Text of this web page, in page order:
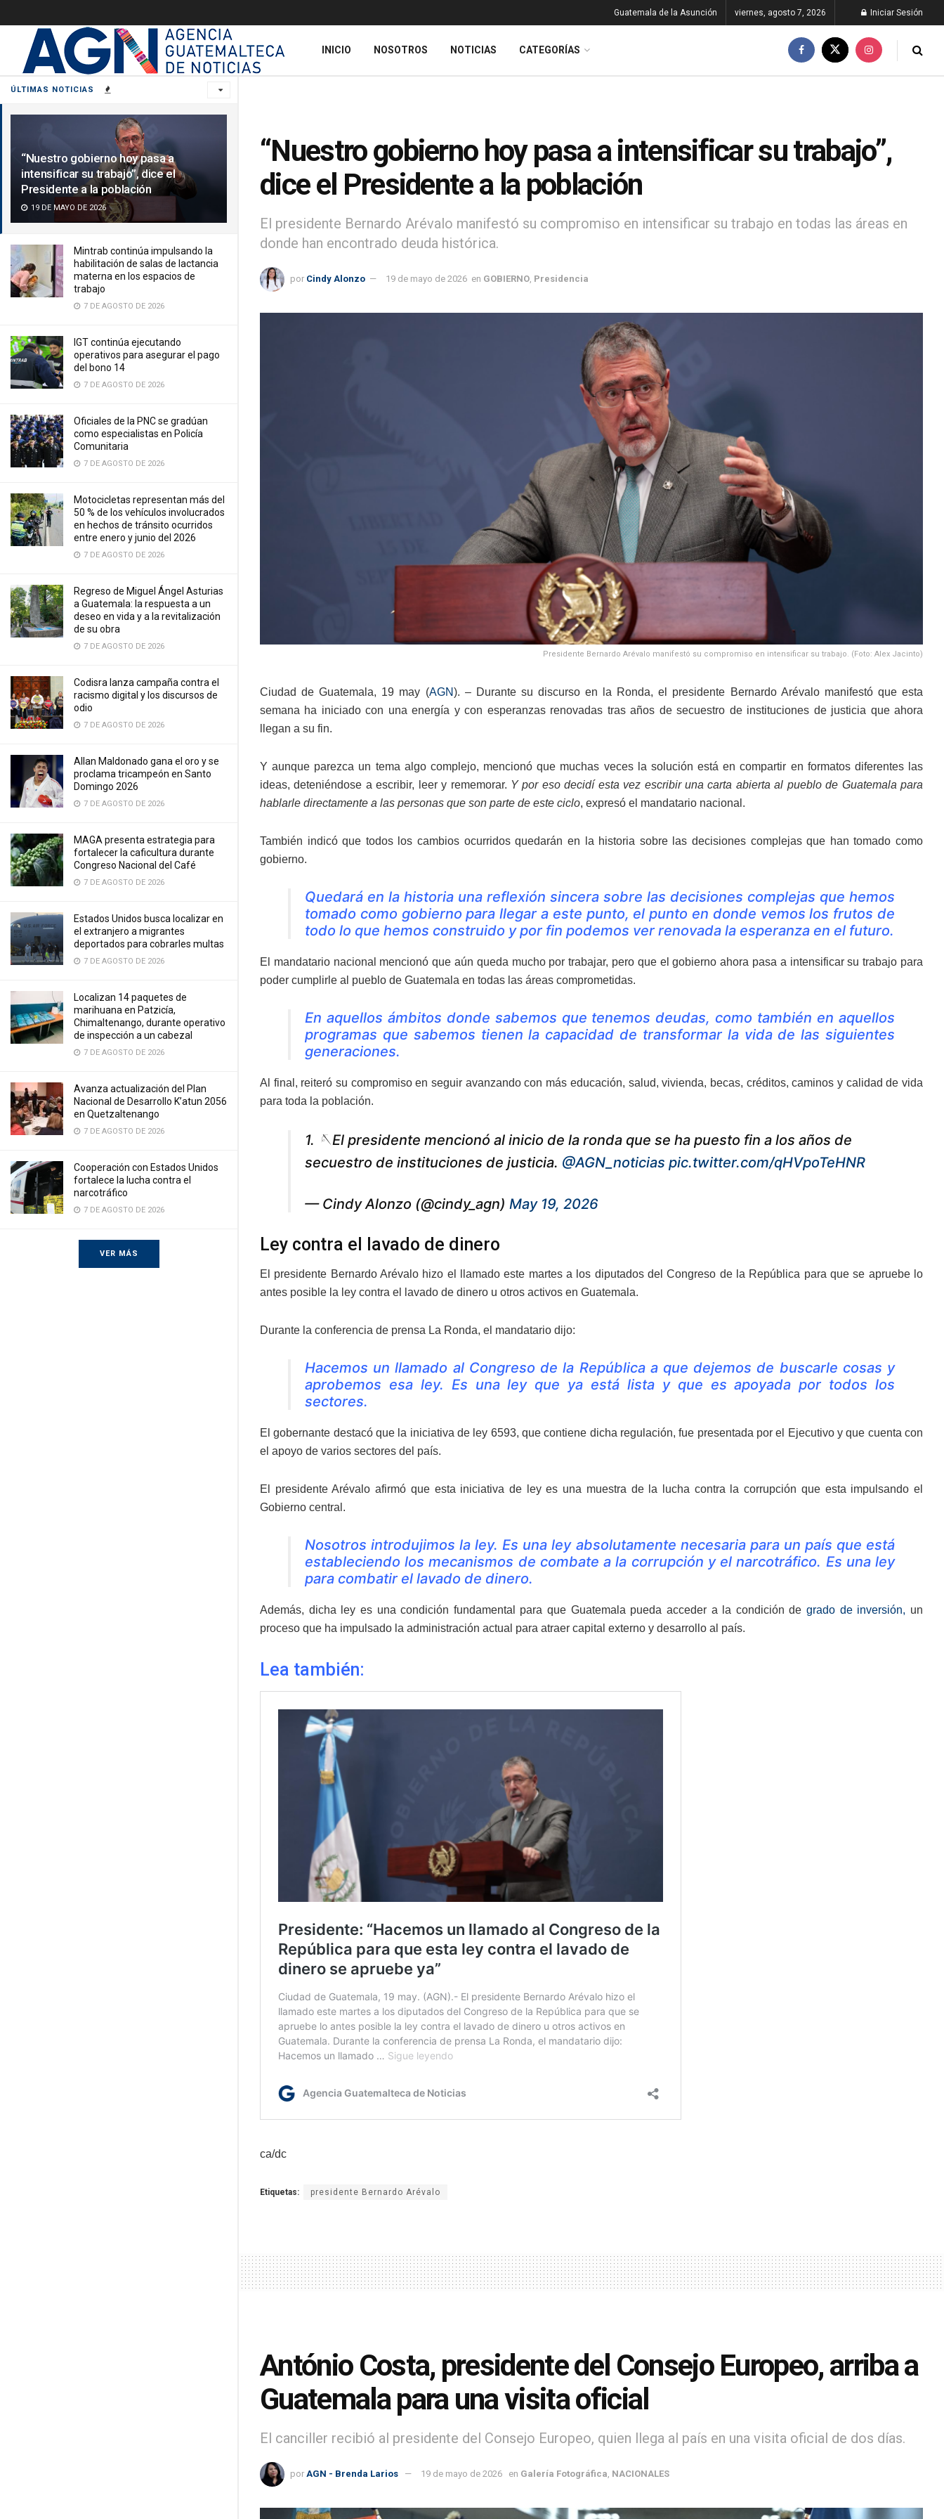
ÚLTIMAS NOTICIAS
“Nuestro gobierno hoy pasa a
intensificar su trabajo”, dice el
Presidente a la población
19 DE MAYO DE 2026
Mintrab continúa impulsando la
habilitación de salas de lactancia
materna en los espacios de
trabajo
7 DE AGOSTO DE 2026
IGT continúa ejecutando
operativos para asegurar el pago
del bono 14
7 DE AGOSTO DE 2026
Oficiales de la PNC se gradúan
como especialistas en Policía
Comunitaria
7 DE AGOSTO DE 2026
Motocicletas representan más del
50 % de los vehículos involucrados
en hechos de tránsito ocurridos
entre enero y junio del 2026
7 DE AGOSTO DE 2026
Regreso de Miguel Ángel Asturias
a Guatemala: la respuesta a un
deseo en vida y a la revitalización
de su obra
7 DE AGOSTO DE 2026
Codisra lanza campaña contra el
racismo digital y los discursos de
odio
7 DE AGOSTO DE 2026
Allan Maldonado gana el oro y se
proclama tricampeón en Santo
Domingo 2026
7 DE AGOSTO DE 2026
MAGA presenta estrategia para
fortalecer la caficultura durante
Congreso Nacional del Café
7 DE AGOSTO DE 2026
Estados Unidos busca localizar en
el extranjero a migrantes
deportados para cobrarles multas
7 DE AGOSTO DE 2026
Localizan 14 paquetes de
marihuana en Patzicía,
Chimaltenango, durante operativo
de inspección a un cabezal
7 DE AGOSTO DE 2026
Avanza actualización del Plan
Nacional de Desarrollo K’atun 2056
en Quetzaltenango
7 DE AGOSTO DE 2026
Cooperación con Estados Unidos
fortalece la lucha contra el
narcotráfico
7 DE AGOSTO DE 2026
VER MÁS
Guatemala de la Asunción viernes, agosto 7, 2026 Iniciar Sesión
INICIO NOSOTROS NOTICIAS CATEGORÍAS
“Nuestro gobierno hoy pasa a intensificar su trabajo”,
dice el Presidente a la población
El presidente Bernardo Arévalo manifestó su compromiso en intensificar su trabajo en todas las áreas en
donde han encontrado deuda histórica.
por Cindy Alonzo 19 de mayo de 2026 en GOBIERNO Presidencia
Presidente Bernardo Arévalo manifestó su compromiso en intensificar su trabajo. (Foto: Alex Jacinto)
Ciudad de Guatemala, 19 may (AGN). – Durante su discurso en la Ronda, el presidente Bernardo Arévalo manifestó que esta
semana ha iniciado con una energía y con esperanzas renovadas tras años de secuestro de instituciones de justicia que ahora
llegan a su fin.
Y aunque parezca un tema algo complejo, mencionó que muchas veces la solución está en compartir en formatos diferentes las
ideas, deteniéndose a escribir, leer y rememorar. Y por eso decidí esta vez escribir una carta abierta al pueblo de Guatemala para
hablarle directamente a las personas que son parte de este ciclo, expresó el mandatario nacional.
También indicó que todos los cambios ocurridos quedarán en la historia sobre las decisiones complejas que han tomado como
gobierno.
Quedará en la historia una reflexión sincera sobre las decisiones complejas que hemos
tomado como gobierno para llegar a este punto, el punto en donde vemos los frutos de
todo lo que hemos construido y por fin podemos ver renovada la esperanza en el futuro.
El mandatario nacional mencionó que aún queda mucho por trabajar, pero que el gobierno ahora pasa a intensificar su trabajo para
poder cumplirle al pueblo de Guatemala en todas las áreas comprometidas.
En aquellos ámbitos donde sabemos que tenemos deudas, como también en aquellos
programas que sabemos tienen la capacidad de transformar la vida de las siguientes
generaciones.
Al final, reiteró su compromiso en seguir avanzando con más educación, salud, vivienda, becas, créditos, caminos y calidad de vida
para toda la población.
1. 🪡El presidente mencionó al inicio de la ronda que se ha puesto fin a los años de
secuestro de instituciones de justicia. @AGN_noticias pic.twitter.com/qHVpoTeHNR
— Cindy Alonzo (@cindy_agn) May 19, 2026
Ley contra el lavado de dinero
El presidente Bernardo Arévalo hizo el llamado este martes a los diputados del Congreso de la República para que se apruebe lo
antes posible la ley contra el lavado de dinero u otros activos en Guatemala.
Durante la conferencia de prensa La Ronda, el mandatario dijo:
Hacemos un llamado al Congreso de la República a que dejemos de buscarle cosas y
aprobemos esa ley. Es una ley que ya está lista y que es apoyada por todos los
sectores.
El gobernante destacó que la iniciativa de ley 6593, que contiene dicha regulación, fue presentada por el Ejecutivo y que cuenta con
el apoyo de varios sectores del país.
El presidente Arévalo afirmó que esta iniciativa de ley es una muestra de la lucha contra la corrupción que esta impulsando el
Gobierno central.
Nosotros introdujimos la ley. Es una ley absolutamente necesaria para un país que está
estableciendo los mecanismos de combate a la corrupción y el narcotráfico. Es una ley
para combatir el lavado de dinero.
Además, dicha ley es una condición fundamental para que Guatemala pueda acceder a la condición degrado de inversión, un
proceso que ha impulsado la administración actual para atraer capital externo y desarrollo al país.
Lea también:
ca/dc
Etiquetas: presidente Bernardo Arévalo
António Costa, presidente del Consejo Europeo, arriba a
Guatemala para una visita oficial
El canciller recibió al presidente del Consejo Europeo, quien llega al país en una visita oficial de dos días.
por AGN - Brenda Larios 19 de mayo de 2026 en Galería Fotográfica NACIONALES